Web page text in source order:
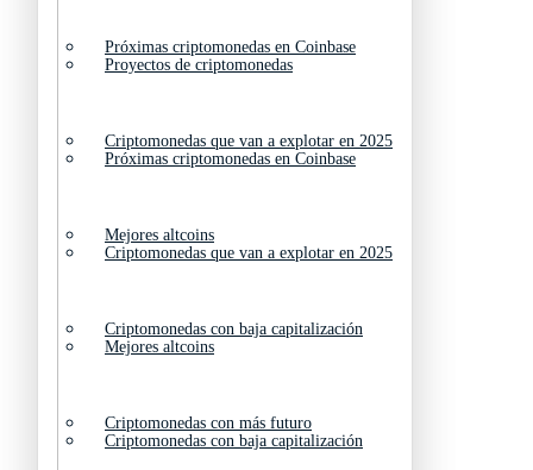
Próximas criptomonedas en Coinbase
Criptomonedas que van a explotar en 2025
Mejores altcoins
Criptomonedas con baja capitalización
Criptomonedas con más futuro
Proyectos de criptomonedas
Próximas criptomonedas en Coinbase
Criptomonedas que van a explotar en 2025
Mejores altcoins
Criptomonedas con baja capitalización